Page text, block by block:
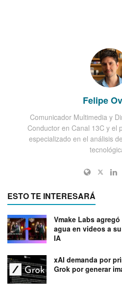
Felipe
Comunicador Multimedia y
Conductor en Canal 13C y el
especializado en el análisis
ESTO TE INTERESARÁ
Vmake Labs
agua en videos a
IA
xAI demanda por
Grok por generar